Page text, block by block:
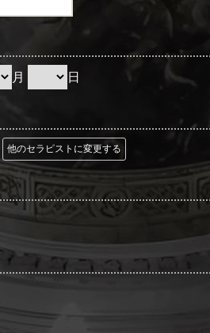
月 日
他のセラピストに変更する